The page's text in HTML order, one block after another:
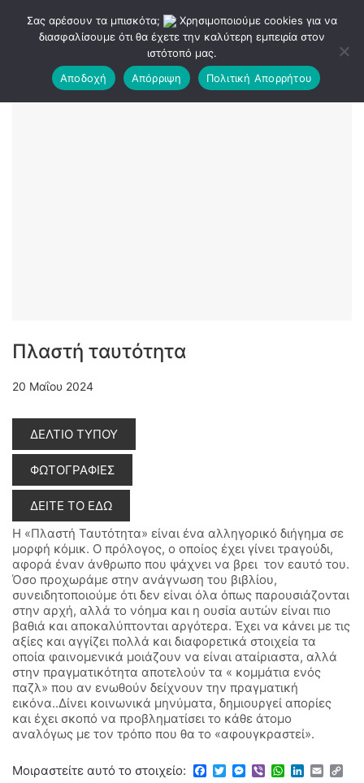
Πλαστή ταυτότητα
20 Μαΐου 2024
ΔΕΛΤΙΟ ΤΥΠΟΥ
ΦΩΤΟΓΡΑΦΙΕΣ
ΔΕΙΤΕ ΤΟ ΕΔΩ
Η «Πλαστή Ταυτότητα» είναι ένα αλληγορικό διήγημα σε
μορφή κόμικ. Ο πρόλογος, ο οποίος έχει γίνει τραγούδι,
αφορά έναν άνθρωπο που ψάχνει να βρει τον εαυτό του.
Όσο προχωράμε στην ανάγνωση του βιβλίου,
συνειδητοποιούμε ότι δεν είναι όλα όπως παρουσιάζονται
στην αρχή, αλλά το νόημα και η ουσία αυτών είναι πιο
βαθιά και αποκαλύπτονται αργότερα. Έχει να κάνει με τις
αξίες και αγγίζει πολλά και διαφορετικά στοιχεία τα
οποία φαινομενικά μοιάζουν να είναι αταίριαστα, αλλά
στην πραγματικότητα αποτελούν τα « κομμάτια ενός
παζλ» που αν ενωθούν δείχνουν την πραγματική
εικόνα..Δίνει κοινωνικά μηνύματα, δημιουργεί απορίες
και έχει σκοπό να προβληματίσει το κάθε άτομο
αναλόγως με τον τρόπο που θα το «αφουγκραστεί».
Μοιραστείτε αυτό το στοιχείο: Facebook
Twitter
Messenger
ViberWhatsApp
LinkedIn
EmailCopy
Σας αρέσουν τα μπισκότα;
Χρησιμοποιούμε cookies για να
διασφαλίσουμε ότι θα έχετε την καλύτερη εμπειρία στον
ιστότοπό μας.
Αποδοχή
Απόρριψη Πολιτική Απορρήτου